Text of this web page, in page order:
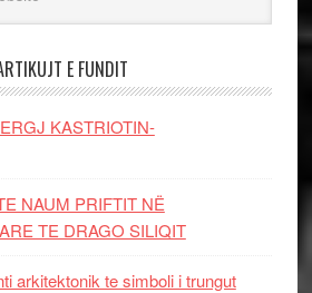
E FUNDIT
KASTRIOTIN-
NAUM PRIFTIT NË
TE DRAGO SILIQIT
arkitektonik te simboli i trungut